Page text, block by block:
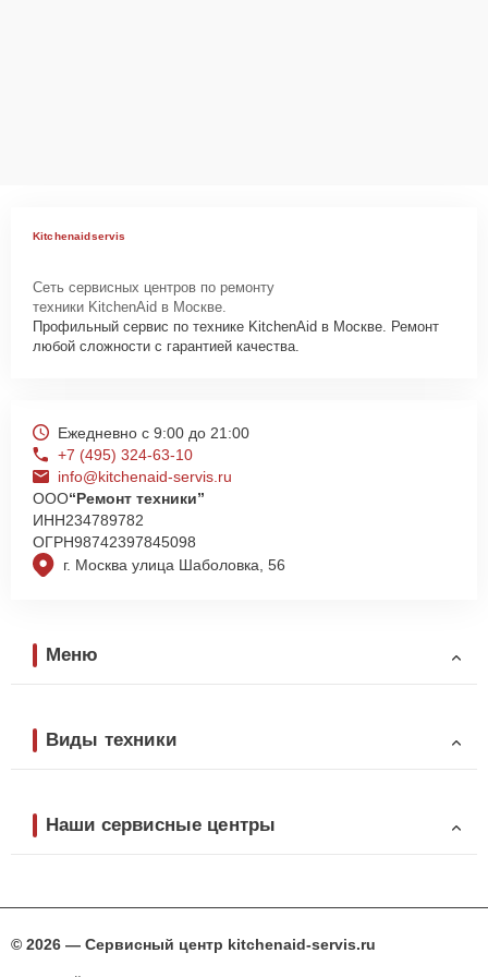
Kitchenaidservis
Сеть сервисных центров по ремонту
техники KitchenAid в Москве.
Профильный сервис по технике KitchenAid в Москве. Ремонт
любой сложности с гарантией качества.
г. Москва улица Шаболовка, 56
Ежедневно с 9:00 до 21:00
+7 (495) 324-63-10
info@kitchenaid-servis.ru
ООО“Ремонт техники”
ИНН234789782
ОГРН98742397845098
Меню
Виды техники
Наши сервисные центры
© 2026 — Сервисный центр kitchenaid-servis.ru